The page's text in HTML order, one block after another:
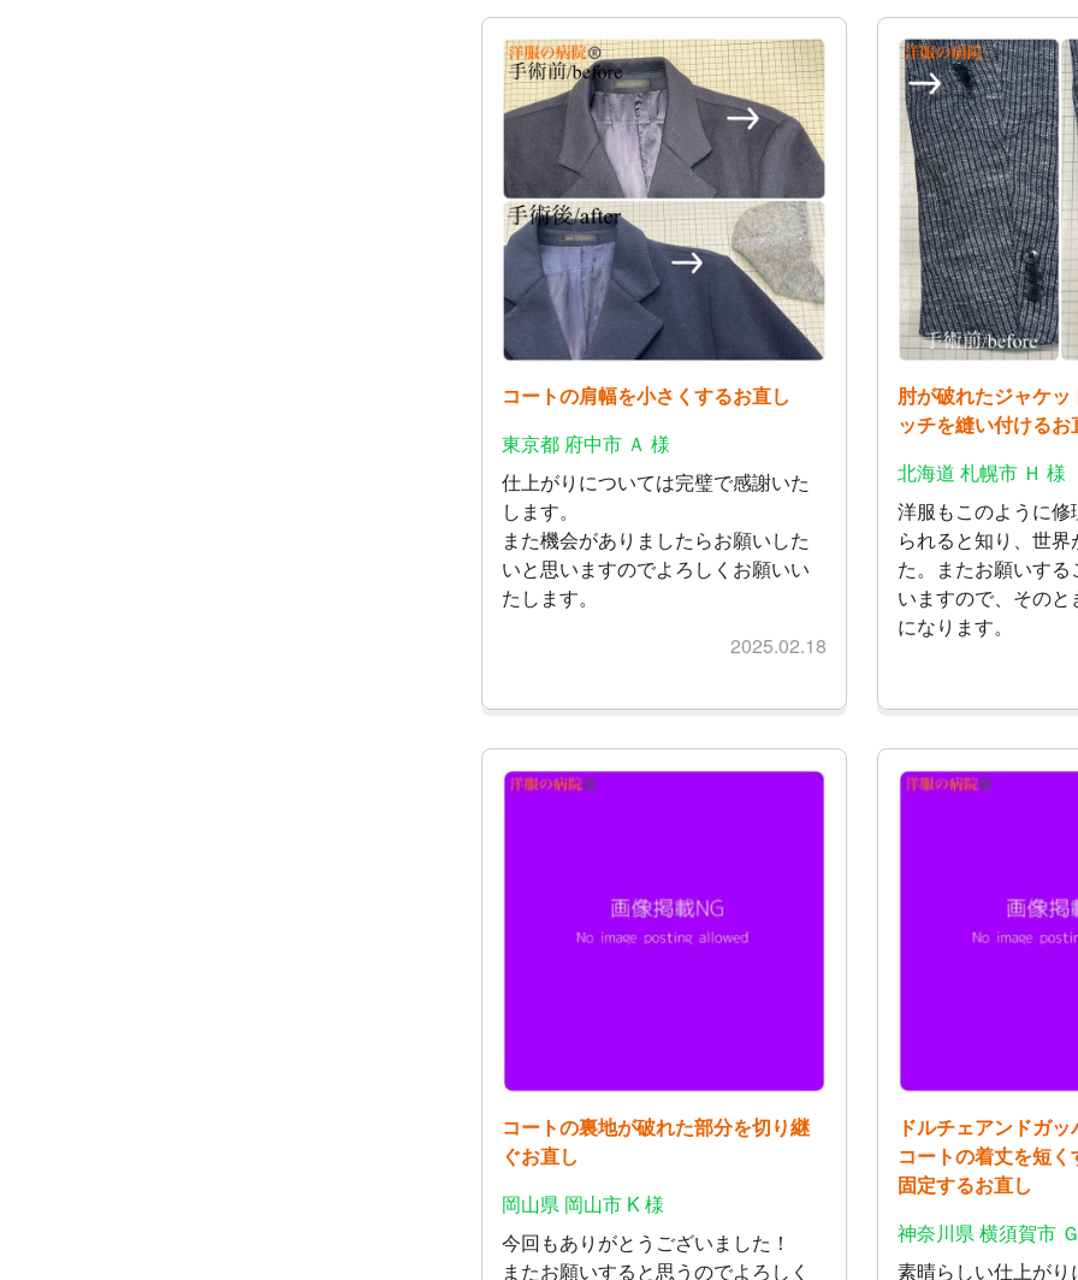
コートの肩幅を小さくするお直し
東京都 府中市 Ａ 様
仕上がりについては完璧で感謝いた
します。
また機会がありましたらお願いした
いと思いますのでよろしくお願いい
たします。
2025.02.18
肘が破れたジャケ
ッチを縫い付けるお
北海道 札幌市 Ｈ 様
洋服もこのように
られると知り、世
た。またお願いす
いますので、その
になります。
コートの裏地が破れた部分を切り継
ぐお直し
岡山県 岡山市 K 様
今回もありがとうございました！
またお願いすると思うのでよろしく
ドルチェアンドガ
コートの着丈を短
固定するお直し
神奈川県 横須賀市
素晴らしい仕上が